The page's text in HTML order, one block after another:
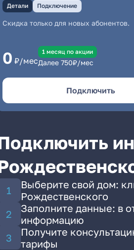
Детали Подключение
Скидка только для новых абонентов.
0 ₽/мес
1 месяц по акции
Далее 750₽/мес
Подключить
Выберите свой дом:
Рождественского
Заполните данные: в
информацию
Получите
тарифы